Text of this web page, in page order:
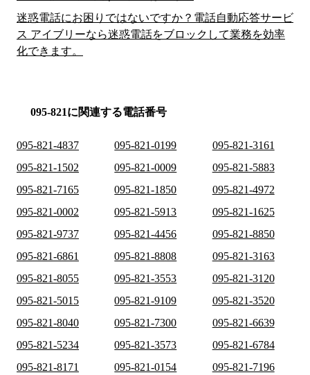
迷惑電話にお困りではないですか？電話自動応答サービ
ス アイブリーなら迷惑電話をブロックして業務を効率
化できます。
095-821に関連する電話番号
095-821-4837 095-821-0199
095-821-3161
095-821-1502
095-821-0009
095-821-5883
095-821-7165
095-821-1850
095-821-4972
095-821-0002
095-821-5913
095-821-1625
095-821-9737
095-821-4456
095-821-8850
095-821-6861
095-821-8808
095-821-3163
095-821-8055
095-821-3553
095-821-3120
095-821-5015
095-821-9109
095-821-3520
095-821-8040
095-821-7300
095-821-6639
095-821-5234
095-821-3573
095-821-6784
095-821-8171
095-821-0154
095-821-7196